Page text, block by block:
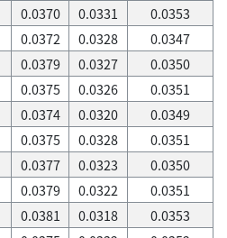
0.0370 0.0331
0.0353
0.0372 0.0328
0.0347
0.0379 0.0327
0.0350
0.0375 0.0326
0.0351
0.0374 0.0320
0.0349
0.0375 0.0328
0.0351
0.0377 0.0323
0.0350
0.0379 0.0322
0.0351
0.0381 0.0318
0.0353